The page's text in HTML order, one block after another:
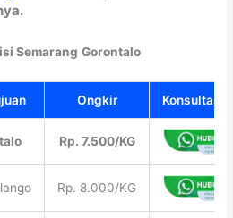
Semarang Gorontalo
Ongkir Konsultasi
Rp. 7.500/KG
Rp. 8.000/KG